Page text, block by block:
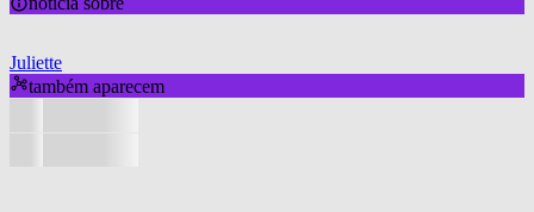
Juliette
também aparecem